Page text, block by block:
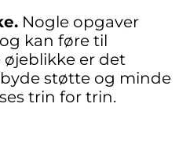
Nogle opgaver
kan føre til
er det
støtte og minde
trin for trin.